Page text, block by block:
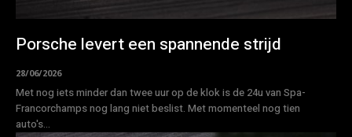
Porsche levert een spannende strijd
28/06/2026
Met nog iets minder dan twee uur op de klok is de 24u van Spa-
Francorchamps nog lang niet beslist. Met momenteel nog tien
auto's...